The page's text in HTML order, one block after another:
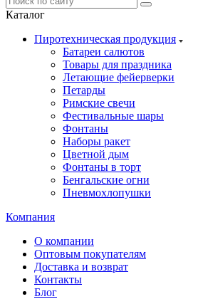
Каталог
Пиротехническая продукция
Батареи салютов
Товары для праздника
Летающие фейерверки
Петарды
Римские свечи
Фестивальные шары
Фонтаны
Наборы ракет
Цветной дым
Фонтаны в торт
Бенгальские огни
Пневмохлопушки
Компания
О компании
Оптовым покупателям
Доставка и возврат
Контакты
Блог